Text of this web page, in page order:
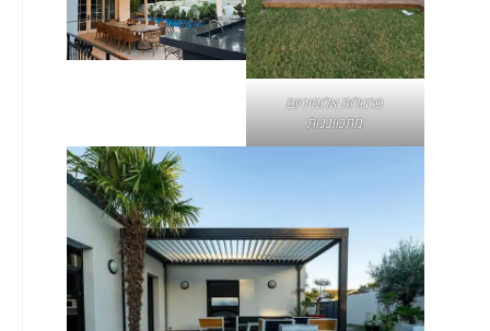
פרגולות אלומיניום
מתכווננות